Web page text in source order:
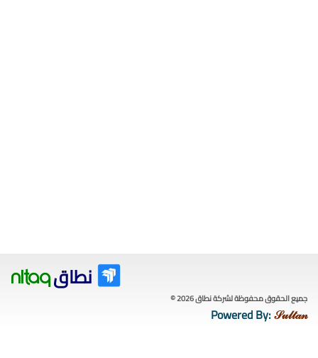
نطاقnitaq
جميع الحقوق محفوظة لشركة نطاق 2026 ©
Powered By:𝒮𝓊𝓁𝓉𝒶𝓃